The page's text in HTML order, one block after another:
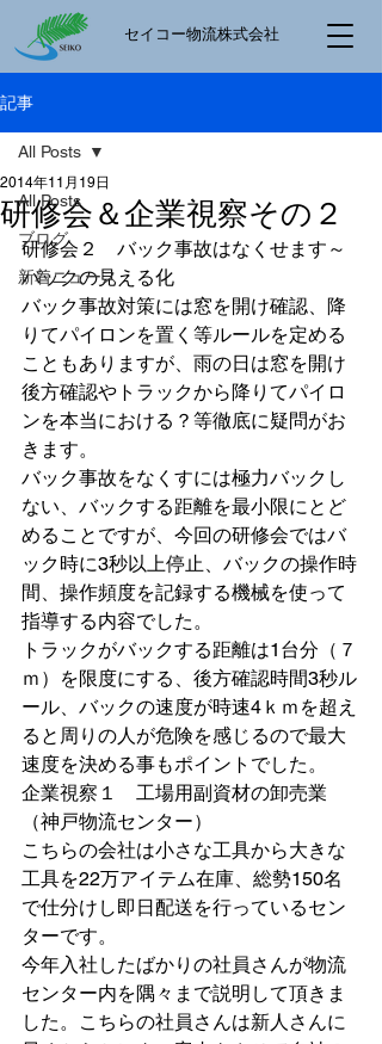
​セイコー物流株式会社
記事
All Posts
ブログ
新着ニュース
All Posts
研修会＆企業視察その２
2014年11月19日
研修会２　バック事故はなくせます～
バックの見える化
バック事故対策には窓を開け確認、降
りてパイロンを置く等ルールを定める
こともありますが、雨の日は窓を開け
後方確認やトラックから降りてパイロ
ンを本当における？等徹底に疑問がお
きます。
バック事故をなくすには極力バックし
ない、バックする距離を最小限にとど
めることですが、今回の研修会ではバ
ック時に3秒以上停止、バックの操作時
間、操作頻度を記録する機械を使って
指導する内容でした。
トラックがバックする距離は1台分（７
ｍ）を限度にする、後方確認時間3秒ル
ール、バックの速度が時速4ｋｍを超え
ると周りの人が危険を感じるので最大
速度を決める事もポイントでした。
企業視察１　工場用副資材の卸売業
（神戸物流センター）
こちらの会社は小さな工具から大きな
工具を22万アイテム在庫、総勢150名
で仕分けし即日配送を行っているセン
ターです。
今年入社したばかりの社員さんが物流
センター内を隅々まで説明して頂きま
した。こちらの社員さんは新人さんに